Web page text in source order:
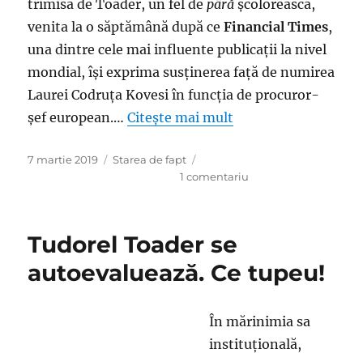
trimisă de Toader, un fel depâră şcolorească,
venita la o săptămână după ceFinancial Times,
una dintre cele mai influente publicaţii la nivel
mondial, îşi exprima susţinerea faţă de numirea
Laurei Codruţa Kovesi în funcţia de procuror-
şef european.…Citește mai mult
Publicat
7 martie 2019 Categorii
Starea de fapt
1 comentariu
lui
i
încă
Tudorel Toader se
autoevaluează. Ce tupeu!
În mărinimia sa
instituţională,